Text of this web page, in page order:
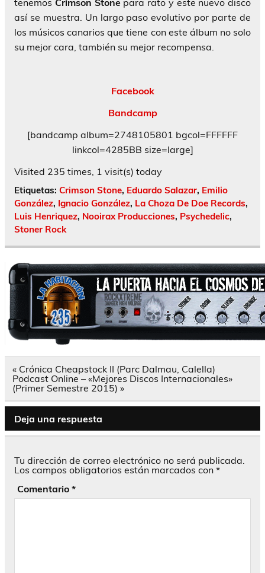
tenemos Crimson Stone para rato y este nuevo disco
así se muestra. Un largo paso evolutivo por parte de
los músicos canarios que tiene con este álbum no solo
su mejor cara, también su mejor recompensa.
Facebook
Bandcamp
[bandcamp album=2748105801 bgcol=FFFFFF
linkcol=4285BB size=large]
Visited 235 times, 1 visit(s) today
Etiquetas: Crimson Stone, Eduardo Salazar, Emilio
González, Ignacio González, La Choza De Doe Records,
Luis Henriquez, Nooirax Producciones, Psychedelic,
Stoner Rock
Navegación
de
entradas
« Crónica Cheapstock II (Parc Dalmau, Calella)
Podcast Online – «Mejores Discos Internacionales»
(Primer Semestre 2015) »
Deja una respuesta
Tu dirección de correo electrónico no será publicada.
Los campos obligatorios están marcados con *
Comentario *